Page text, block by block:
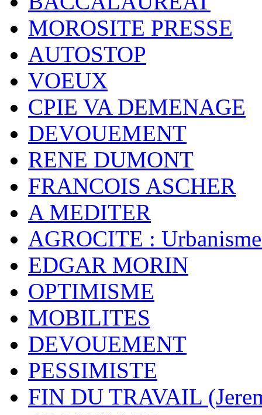
MOROSITE PRESSE
AUTOSTOP
VOEUX
CPIE VA DEMENAGE
DEVOUEMENT
RENE DUMONT
FRANCOIS ASCHER
A MEDITER
AGROCITE :
EDGAR MORIN
OPTIMISME
MOBILITES
DEVOUEMENT
PESSIMISTE
FIN DU TRAVAIL